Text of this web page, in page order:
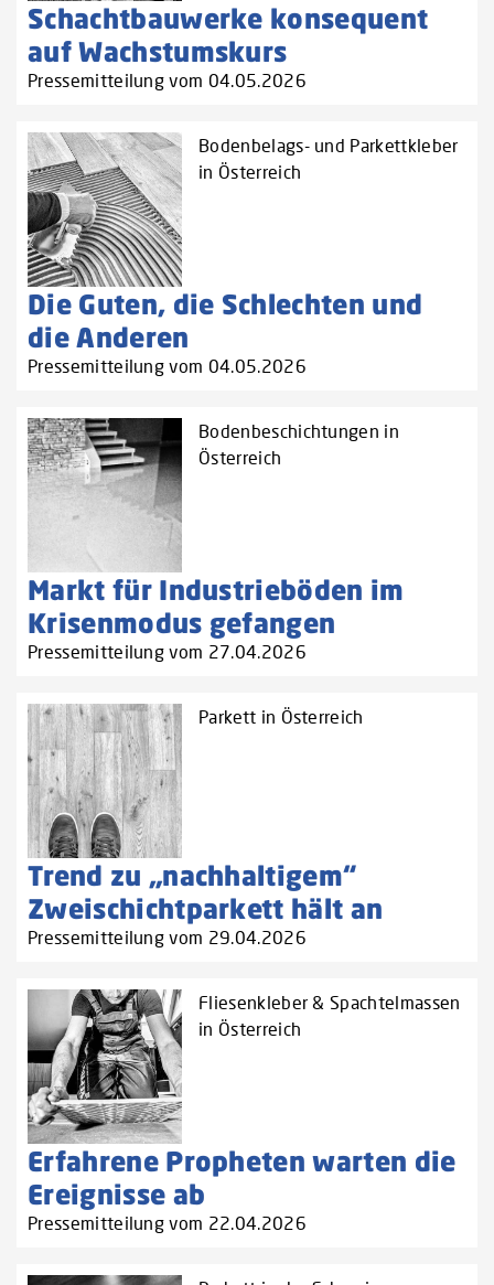
Schachtbauwerke konsequent
auf Wachstumskurs
Pressemitteilung vom 04.05.2026
Bodenbelags- und Parkettkleber
in Österreich
Die Guten, die Schlechten und
die Anderen
Pressemitteilung vom 04.05.2026
Bodenbeschichtungen in
Österreich
Markt für Industrieböden im
Krisenmodus gefangen
Pressemitteilung vom 27.04.2026
Parkett in Österreich
Trend zu „nachhaltigem“
Zweischichtparkett hält an
Pressemitteilung vom 29.04.2026
Fliesenkleber & Spachtelmassen
in Österreich
Erfahrene Propheten warten die
Ereignisse ab
Pressemitteilung vom 22.04.2026